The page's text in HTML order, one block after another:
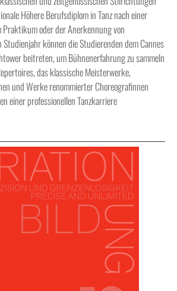
Höhere Berufsdiplom in Tanz nach einer
oder der Anerkennung von
können die Studierenden dem Cannes
beitreten, um Bühnenerfahrung zu sammeln
das klassische Meisterwerke,
und Werke renommierter Choreografinnen
einer professionellen Tanzkarriere